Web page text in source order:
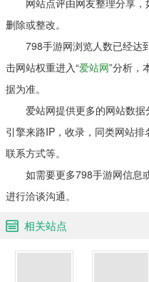
网站点评由网友整理分享，
删除或整改。
798手游网浏览人数已经达
击网站权重进入“爱站网”分析，
据为准。
爱站网提供更多的网站数据
引擎来路IP，收录，同类网站
联系方式等。
如需要更多798手游网信息
进行洽谈沟通。
相关站点